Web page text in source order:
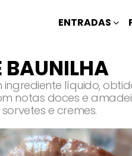
ENTRADAS
BAUNILHA
ingrediente líquido,
notas doces e
e cremes.